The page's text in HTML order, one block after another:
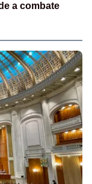
a combate